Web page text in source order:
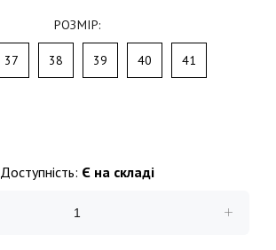
РОЗМІР:
37 38 39 40 41
Доступність: Є на складі